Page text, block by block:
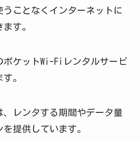
うことなくインターネットに
す。
ポケットWi-Fiレンタルサービ
。
、レンタする期間やデータ量
提供しています。